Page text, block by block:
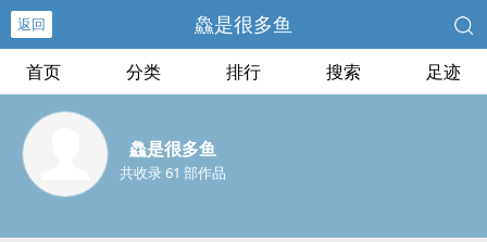
返回 鱻是很多鱼
首页 分类 排行 搜索 足迹
鱻是很多鱼
共收录 61 部作品